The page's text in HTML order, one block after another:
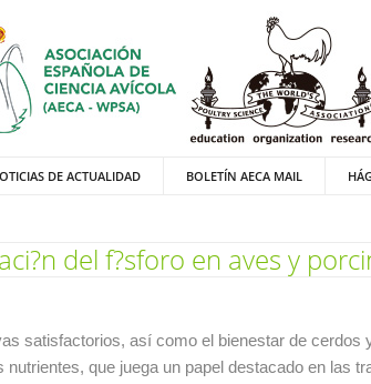
DE ACTUALIDAD BOLETÍN AECA MAIL
del f?sforo en aves y
satisfactorios, así como el bienestar de
que juega un papel destacado en las